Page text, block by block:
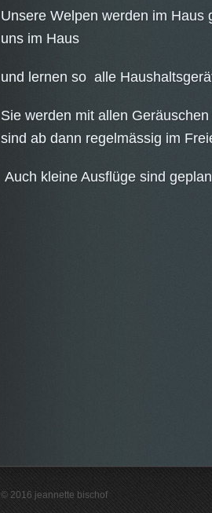
Unsere Welpen werden im
uns im Haus
und lernen so alle
Sie werden mit allen
sind ab dann regelmässig im
Auch kleine Ausflüge sind
© 2016 jeannette bischof